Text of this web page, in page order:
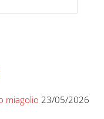
miagolio 23/05/2026